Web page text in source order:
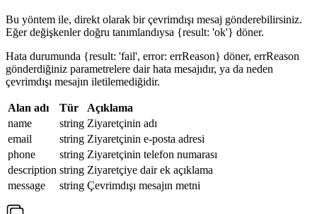
Bu yöntem ile, direkt olarak bir çevrimdışı mesaj gönderebilirsiniz.
Eğer değişkenler doğru tanımlandıysa {result: 'ok'} döner.
Hata durumunda {result: 'fail', error: errReason} döner, errReason
gönderdiğiniz parametrelere dair hata mesajıdır, ya da neden
çevrimdışı mesajın iletilemediğidir.
Alan adı Tür
Açıklama
name
string Ziyaretçinin adı
email
string Ziyaretçinin e-posta adresi
phone
string Ziyaretçinin telefon numarası
description string Ziyaretçiye dair ek açıklama
message
string Çevrimdışı mesajın metni